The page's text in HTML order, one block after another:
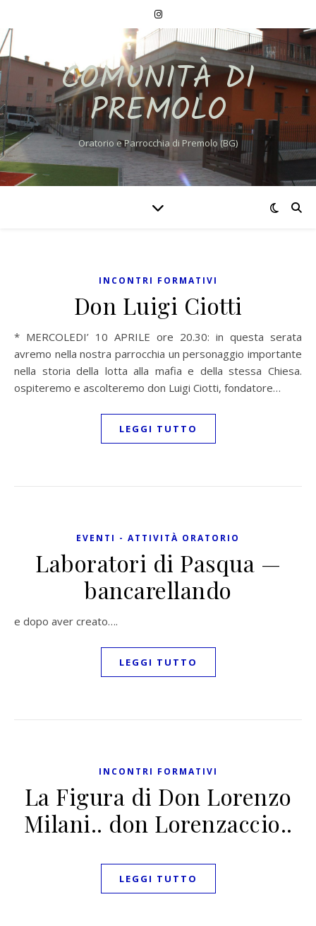
COMUNITÀ DI
PREMOLO
Oratorio e Parrocchia di Premolo (BG)
INCONTRI FORMATIVI
Don Luigi Ciotti
* MERCOLEDI’ 10 APRILE ore 20.30: in questa serata
avremo nella nostra parrocchia un personaggio importante
nella storia della lotta alla mafia e della stessa Chiesa.
ospiteremo e ascolteremo don Luigi Ciotti, fondatore…
LEGGI TUTTO
EVENTI - ATTIVITÀ ORATORIO
Laboratori di Pasqua —
bancarellando
e dopo aver creato….
LEGGI TUTTO
INCONTRI FORMATIVI
La Figura di Don Lorenzo
Milani.. don Lorenzaccio..
LEGGI TUTTO